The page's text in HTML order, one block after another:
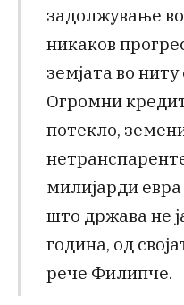
задолжување
никаков
земјата во
Огромни
потекло,
милијарди
што држава не
година, од
рече Филипче.